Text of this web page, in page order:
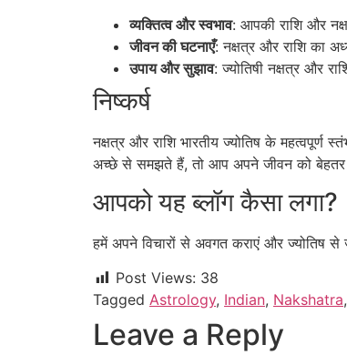
व्यक्तित्व और स्वभाव: आपकी राशि और
जीवन की घटनाएँ: नक्षत्र और राशि का
उपाय और सुझाव: ज्योतिषी नक्षत्र और
निष्कर्ष
नक्षत्र और राशि भारतीय ज्योतिष के महत्वपूर्ण
अच्छे से समझते हैं, तो आप अपने जीवन को
आपको यह ब्लॉग कैसा लगा?
हमें अपने विचारों से अवगत कराएं और ज्योतिष से
Post Views: 38
Tagged Astrology, Indian, Nakshatra,
Leave a Reply